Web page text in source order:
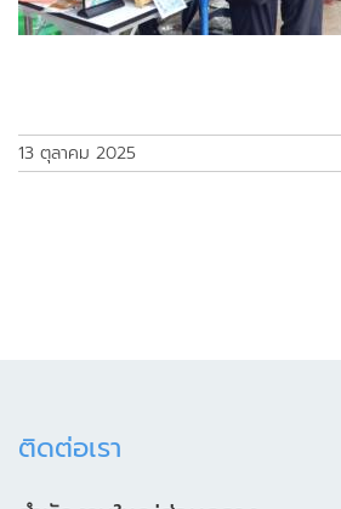
13 ตุลาคม 2025
ติดต่อเรา